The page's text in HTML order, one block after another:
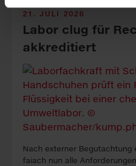
21. JULI 2026
Labor clug für
akkreditiert
Nach ex­ter­ner
faiach nun alle